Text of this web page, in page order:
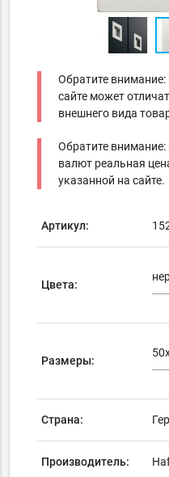
Обратите
сайте может
внешнего вида
Обратите внимание:
валют реальная
указанной на сайте.
Артикул:
Цвета:
Размеры:
Страна:
Производитель: